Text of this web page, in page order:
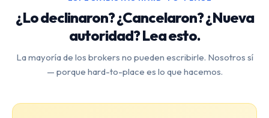
¿Lo declinaron? ¿Cancelaron? ¿Nueva
autoridad? Lea esto.
La mayoría de los brokers no pueden escribirle. Nosotros sí
— porque hard-to-place es lo que hacemos.